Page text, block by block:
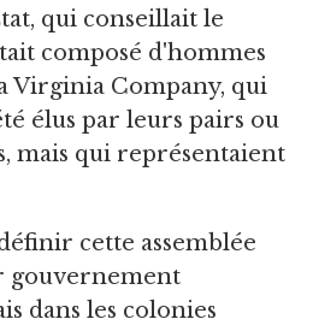
qui conseillait le
composé d'hommes
Virginia Company, qui
élus par leurs pairs ou
mais qui représentaient
cette assemblée
gouvernement
dans les colonies